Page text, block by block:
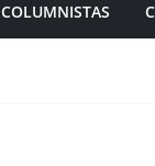
COLUMNISTAS